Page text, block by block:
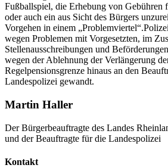
Fußballspiel, die Erhebung von Gebühren
oder auch ein aus Sicht des Bürgers
Vorgehen in einem
wegen Problemen mit Vorgesetzten, im
Stellenausschreibungen und
wegen der Ablehnung der Verlängerung
Regelpensionsgrenze hinaus an den
Landespolizei gewandt.
Martin Haller
Der Bürgerbeauftragte des Landes
und der Beauftragte für die Landespolizei
Kontakt